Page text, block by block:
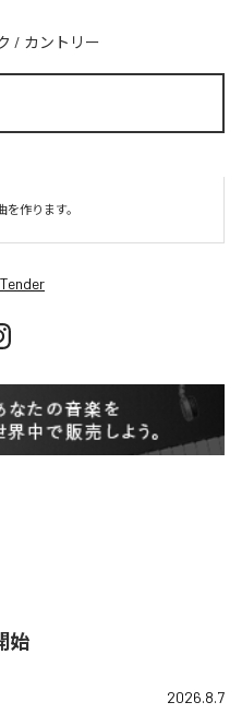
/ カントリー
作ります。
始
2026.8.7